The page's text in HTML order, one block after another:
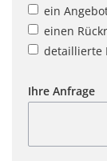
ein
einen
detaillierte
Ihre Anfrage